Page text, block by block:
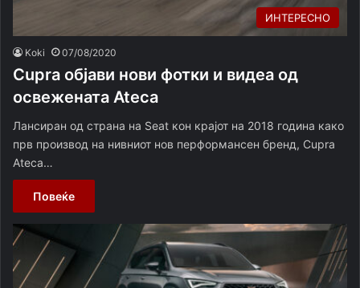
ИНТЕРЕСНО
Koki 07/08/2020
Cupra објави нови фотки и видеа од
освежената Ateca
Лансиран од страна на Seat кон крајот на 2018 година како
прв производ на нивниот нов перформансен бренд, Cupra
Ateca…
Повеќе